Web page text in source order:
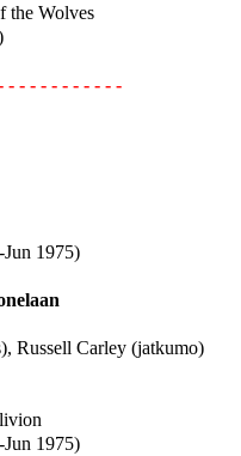
the Wolves
- - - - - - - - - - -
1975)
Russell Carley (jatkumo)
1975)